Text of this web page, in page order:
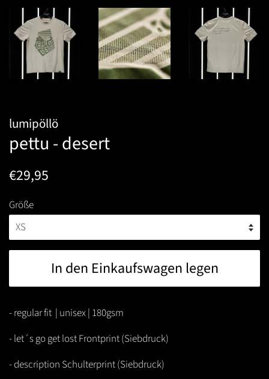
lumipöllö
pettu - desert
Normaler
€29,95
Größe
In den Einkaufswagen legen
- regular fit | unisex | 180gsm
- let´s go get lost Frontprint (Siebdruck)
- description Schulterprint (Siebdruck)